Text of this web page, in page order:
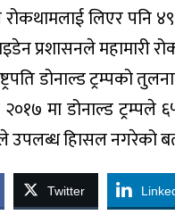
रोकथामलाई लिएर
प्रशासनले महामारी
डोनाल्ड ट्रम्पको
मा डोनाल्ड ट्रम्पले
उपलब्ध हािसल नगरेको
Twitter